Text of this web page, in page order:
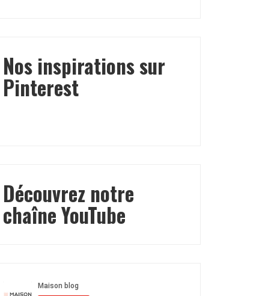
Nos inspirations sur
Pinterest
Découvrez notre
chaîne YouTube